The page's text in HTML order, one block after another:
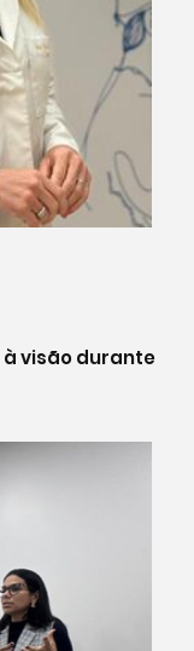
visão durante